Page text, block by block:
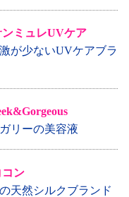
ミュレUVケア
が少ないUVケアブラ
リーの美容液
ン
天然シルクブランド